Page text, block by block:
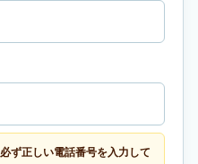
ず正しい電話番号を入力して